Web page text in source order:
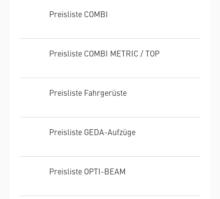
Preisliste COMBI
Preisliste COMBI METRIC / TOP
Preisliste Fahrgerüste
Preisliste GEDA-Aufzüge
Preisliste OPTI-BEAM